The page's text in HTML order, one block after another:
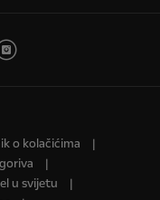
o kolačićima
u svijetu